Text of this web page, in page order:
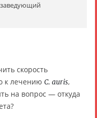
скорость
к лечению C. auris,
на вопрос — откуда